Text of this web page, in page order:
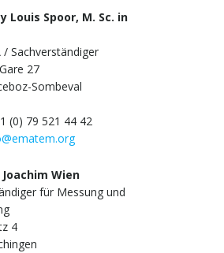
Louis Spoor, M. Sc. in
/ Sachverständiger
27
Sombeval
(0) 79 521 44 42
Wien
für Messung und
4